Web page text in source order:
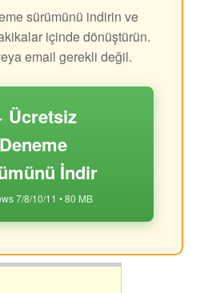
sürümünü indirin ve
içinde dönüştürün.
email gerekli değil.
Ücretsiz
Deneme
İndir
7/8/10/11 • 80 MB